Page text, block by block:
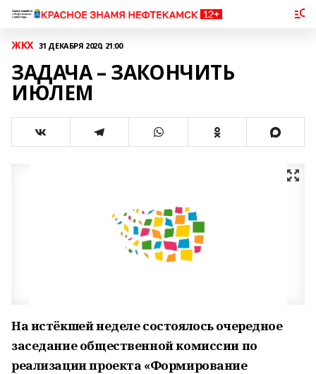
ЖКХ 31 ДЕКАБРЯ 2020, 21:00
ЗАДАЧА – ЗАКОНЧИТЬ
ИЮЛЕМ
На истёкшей неделе состоялось очередное
заседание общественной комиссии по
реализации проекта «Формирование